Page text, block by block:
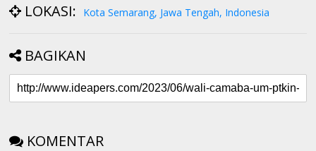
LOKASI: Kota Semarang, Jawa Tengah, Indonesia
BAGIKAN
KOMENTAR